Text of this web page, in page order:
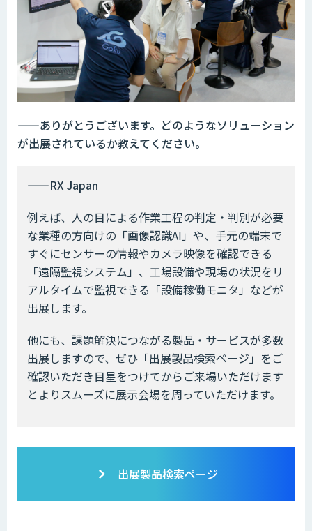
——ありがとうございます。どのようなソリューション
が出展されているか教えてください。
——RX Japan
例えば、人の目による作業工程の判定・判別が必要
な業種の方向けの「画像認識AI」や、手元の端末で
すぐにセンサーの情報やカメラ映像を確認できる
「遠隔監視システム」、工場設備や現場の状況をリ
アルタイムで監視できる「設備稼働モニタ」などが
出展します。
他にも、課題解決につながる製品・サービスが多数
出展しますので、ぜひ「出展製品検索ページ」をご
確認いただき目星をつけてからご来場いただけます
とよりスムーズに展示会場を周っていただけます。
出展製品検索ページ